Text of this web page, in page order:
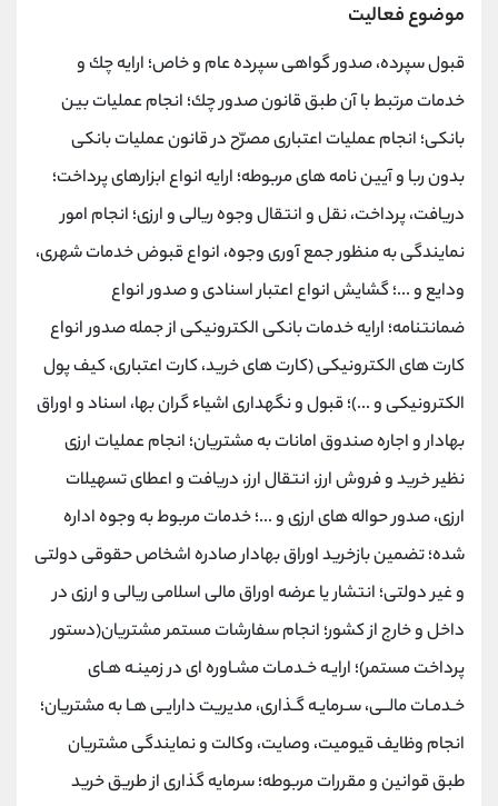
موضوع فعالیت
قبول سپرده، صدور گواهی سپرده عام و خاص؛ ارایه چك و
خدمات مرتبط با آن طبق قانون صدور چك؛ انجام عملیات بین
بانكی؛ انجام عملیات اعتباری مصرّح در قانون عملیات بانكی
بدون ربا و آیین نامه های مربوطه؛ ارایه انواع ابزارهای پرداخت؛
دریافت، پرداخت، نقل و انتقال وجوه ریالی و ارزی؛ انجام امور
نمایندگی به منظور جمع آوری وجوه، انواع قبوض خدمات شهری،
ودایع و ...؛ گشایش انواع اعتبار اسنادی و صدور انواع
ضمانتنامه؛ ارایه خدمات بانكی الكترونیكی از جمله صدور انواع
كارت های الكترونیكی (كارت های خرید، كارت اعتباری، كیف پول
الكترونیكی و ...)؛ قبول و نگهداری اشیاء گران بها، اسناد و اوراق
بهادار و اجاره صندوق امانات به مشتریان؛ انجام عملیات ارزی
نظیر خرید و فروش ارز، انتقال ارز، دریافت و اعطای تسهیلات
ارزی، صدور حواله های ارزی و ...؛ خدمات مربوط به وجوه اداره
شده؛ تضمین بازخرید اوراق بهادار صادره اشخاص حقوقی دولتی
و غیر دولتی؛ انتشار یا عرضه اوراق مالی اسلامی ریالی و ارزی در
داخل و خارج از كشور؛ انجام سفارشات مستمر مشتریان(دستور
پرداخت مستمر)؛ ارایـه خـدمـات مشـاوره ای در زمینـه هـای
خـدمـات مالــی، سـرمایـه گـذاری، مدیریت دارایـی هـا به مشتریان؛
انجام وظایف قیومیت، وصایت، وكالت و نمایندگی مشتریان
طبق قوانین و مقررات مربوطه؛ سرمایه گذاری از طریق خرید